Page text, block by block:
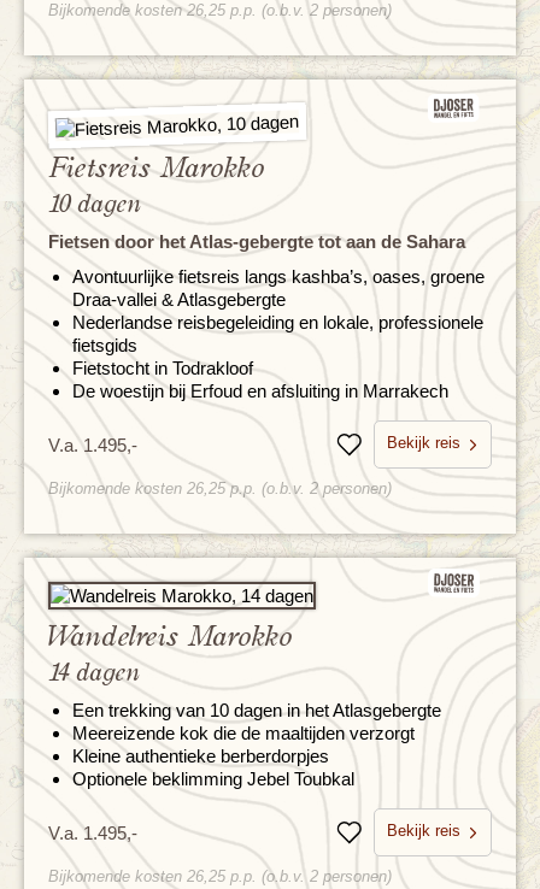
Bijkomende kosten 26,25 p.p. (o.b.v. 2 personen)
Fietsreis Marokko
10 dagen
Fietsen door het Atlas-gebergte tot aan de Sahara
Avontuurlijke fietsreis langs kashba’s, oases, groene
Draa-vallei & Atlasgebergte
Nederlandse reisbegeleiding en lokale, professionele
fietsgids
Fietstocht in Todrakloof
De woestijn bij Erfoud en afsluiting in Marrakech
V.a. 1.495,- BewarenBekijk reis
Bijkomende kosten 26,25 p.p. (o.b.v. 2 personen)
Wandelreis Marokko
14 dagen
Een trekking van 10 dagen in het Atlasgebergte
Meereizende kok die de maaltijden verzorgt
Kleine authentieke berberdorpjes
Optionele beklimming Jebel Toubkal
V.a. 1.495,- BewarenBekijk reis
Bijkomende kosten 26,25 p.p. (o.b.v. 2 personen)